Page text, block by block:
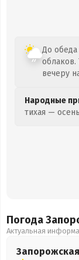
До обеда
облаков.
вечеру
Народные
тихая —
Погода
Актуальная
Запорожская